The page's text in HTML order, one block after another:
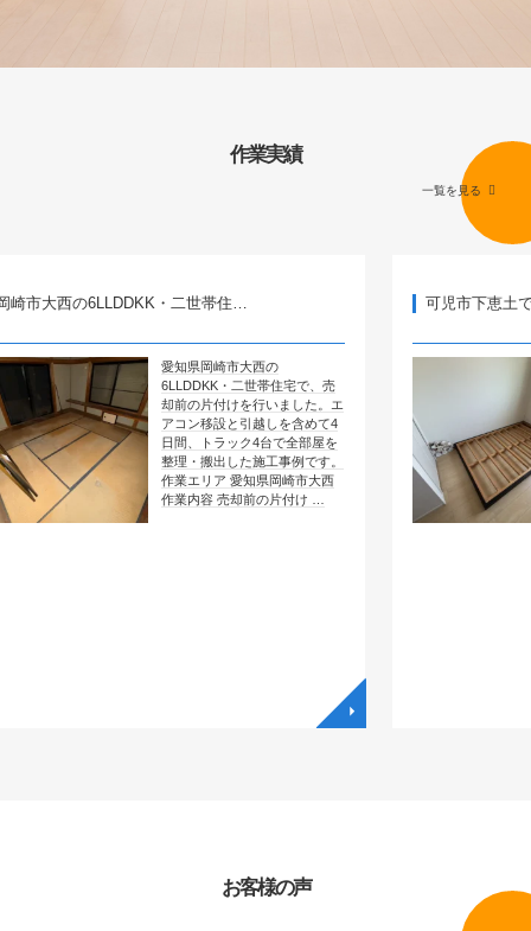
作業実績
一覧を見る
6LLDDKK・二世帯住…
愛知県岡崎市大西の
6LLDDKK・二世帯住宅で、売
却前の片付けを行いました。エ
アコン移設と引越しを含めて4
日間、トラック4台で全部屋を
整理・搬出した施工事例です。
作業エリア 愛知県岡崎市大西
作業内容 売却前の片付け …
可児市下恵土でマットレ
段
す
後
業
お客様の声